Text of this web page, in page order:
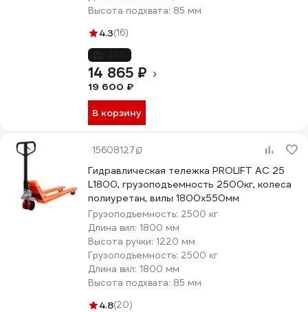
Высота подхвата: 85 мм
4.3(16)
14 865 ₽
19 600 ₽
В корзину
15608127
Гидравлическая тележка PROLIFT AC 25
L1800, грузоподъемность 2500кг, колеса
полиуретан, вилы 1800x550мм
Грузоподъемность: 2500 кг
Длина вил: 1800 мм
Высота ручки: 1220 мм
Грузоподъемность: 2500 кг
Длина вил: 1800 мм
Высота подхвата: 85 мм
4.8(20)